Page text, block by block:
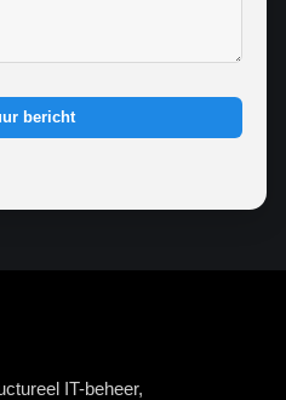
bericht
IT-beheer,